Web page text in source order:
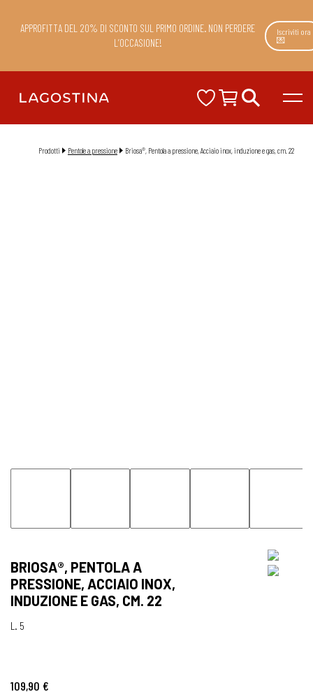
APPROFITTA DEL 20% DI SCONTO SUL PRIMO ORDINE. NON PERDERE
L’OCCASIONE!
Iscriviti ora
💌
Prodotti Pentole a pressione Briosa®, Pentola a pressione, Acciaio inox, induzione e gas, cm. 22
BRIOSA®, PENTOLA A
PRESSIONE, ACCIAIO INOX,
INDUZIONE E GAS, CM. 22
L. 5
109,90 €